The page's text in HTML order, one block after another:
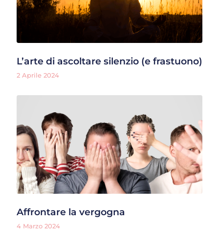
L’arte di ascoltare silenzio (e frastuono)
2 Aprile 2024
Affrontare la vergogna
4 Marzo 2024